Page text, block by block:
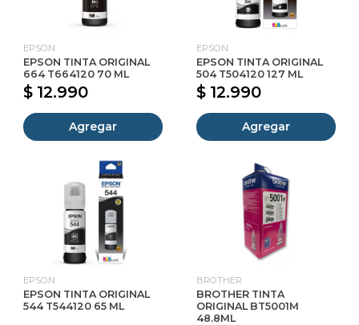
EPSON
EPSON TINTA ORIGINAL
664 T664120 70 ML
$ 12.990
Agregar
EPSON
EPSON TINTA ORIGINAL
504 T504120 127 ML
$ 12.990
Agregar
EPSON
EPSON TINTA ORIGINAL
544 T544120 65 ML
BROTHER
BROTHER TINTA
ORIGINAL BT5001M
48.8ML